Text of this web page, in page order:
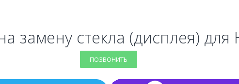
замену стекла (дисплея) для
ПОЗВОНИТЬ